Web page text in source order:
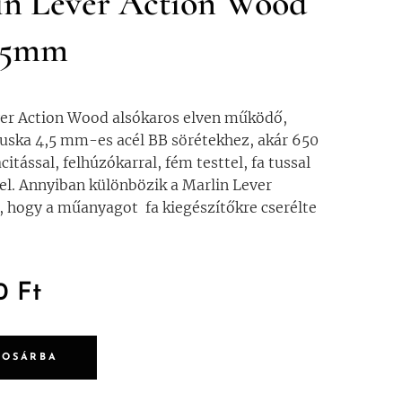
Action Wood alsókaros elven működő,
4,5 mm-es acél BB sörétekhez, akár 650
felhúzókarral, fém testtel, fa tussal
Annyiban különbözik a Marlin Lever
a műanyagot fa kiegészítőkre cserélte
Ft